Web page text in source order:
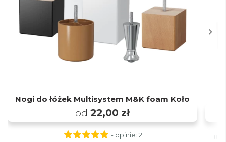
Nogi do łóżek Multisystem M&K foam Koło
od 22,00 zł
- opinie: 2